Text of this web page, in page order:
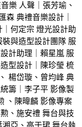
樂 人聲｜張芳瑜、
森 典禮音樂設計｜
何定宗 燈光設計助
與造型設計團隊 服
計助理｜賴星嵐 服
型設計｜陳珍瑩 梳
楊岱璇、曾均峰 典
籌｜李子平 影像製
、陳暐麟 影像專案
、施安禮 舞台與技
亞、高于珺 舞台執